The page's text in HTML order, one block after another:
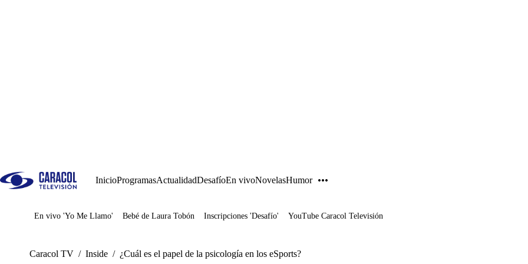
InicioProgramasActualidadDesafíoEn vivoNovelasHumor
Juegos
En vivo 'Yo Me Llamo' Bebé de Laura Tobón Inscripciones 'Desafío' YouTube Caracol Televisión
Caracol TV / Inside / ¿Cuál es el papel de la psicología en los eSports?